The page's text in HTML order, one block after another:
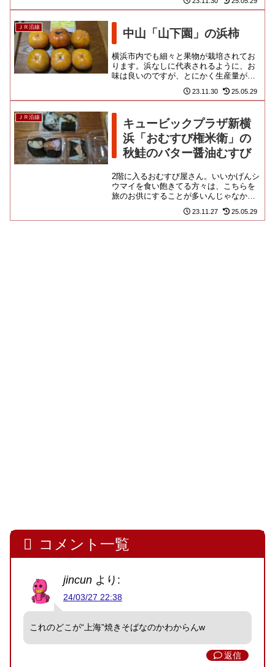
性の家族経営なのかと思いきや...
ＪＲ沿線
中山「山下園」の浜柿
横浜市内でも細々と果物が栽培されてお
ります。浜なしに代表されるように、お
味は良いのですが、とにかく生産量が限
られるため、直売や注文品でほぼほぼ消
費されてしまい、市場ではなか...
23.11.30 25.05.29
ＪＲ沿線
キュービックプラザ新横
浜「おむすび権米衛」の
秋鮭のバター醤油むすび
2階に入るおむすび屋さん。いいかげんシ
ウマイを食い飽きてる方々は、こちらを
旅のお供にすることが多いんじゃなかろ
うか？近年のブームで、数時間列んで買
うようなおにぎり専門店も出...
23.11.27 25.05.29
コメント一覧
jincun より:
24/03/27 22:38
これのどこが“上海”焼きそばなのかわからんw
返信